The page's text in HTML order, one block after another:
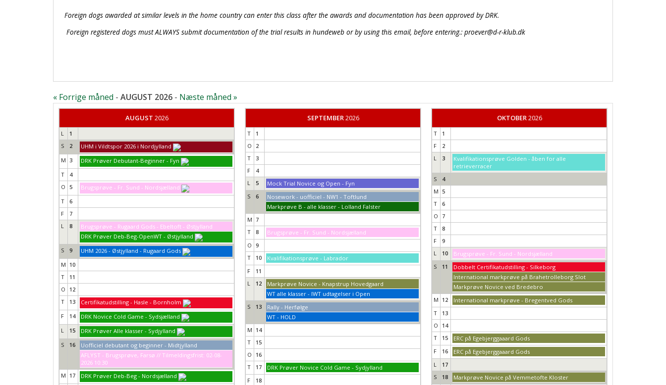
Foreign dogs awarded at similar levels in the home country can enter this class after the awards and documentation has been approved by DRK.
Foreign registered dogs must ALWAYS submit documentation of the trial results in hundeweb or by usingthis email, before entering.: proever@d-r-klub.dk
« Forrige måned - AUGUST 2026 - Næste måned »
AUGUST 2026
L
1
S
2
UHM i Vildtspor 2026 i Nordjylland
M 3
DRK Prøver Debutant-Beginner - Fyn
T
4
O 5
Brugsprøve - Fr. Sund - Nordsjælland
T
6
F
7
L
8
Brugsprøve - Rugaard Gods - Ebeltoft - Østjylland
DRK Prøver Deb-Beg-OpenWT - Østjylland
S
9
UHM 2026 - Østjylland - Rugaard Gods
M 10
T
11
O
12
T
13
Certifikatudstilling - Hasle - Bornholm
F
14
DRK Novice Cold Game - Sydsjælland
L
15
DRK Prøver Alle klasser - Sydjylland
S
16
Uofficiel debutant og beginner - Midtjylland
AFLYST - Brugsprøve, Farsø // Tilmeldingsfrist: 02-08-
2026 10:30
M 17
DRK Prøver Deb-Beg - Nordsjælland
SEPTEMBER2026
T
1
O
2
T
3
F
4
L
5
Mock Trial Novice og Open - Fyn
S
6
Nosework - uofficiel - NW1 - Toftlund
Markprøve B - alle klasser - Lolland Falster
M 7
T
8
Brugsprøve - Fr. Sund - Nordsjælland
O 9
T
10
Kvalifikationsprøve - Labrador
F
11
L
12
Markprøve Novice - Knapstrup Hovedgaard
WT alle klasser - IWT udtagelser i Open
S
13
Rally - Herfølge
WT - HOLD
M 14
T
15
O
16
T
17
DRK Prøver Novice Cold Game - Sydjylland
F
18
OKTOBER2026
T
1
F
2
L
3
Kvalifikationsprøve Golden - åben for alle
retrieverracer
S
4
M 5
T
6
O
7
T
8
F
9
L
10
Brugsprøve - Fr. Sund - Nordsjælland
S
11
Dobbelt Certifikatudstilling - Silkeborg
International markprøve på Brahetrolleborg Slot
Markprøve Novice ved Bredebro
M 12
International markprøve - Bregentved Gods
T
13
O
14
T
15
ERC på Egebjerggaaard Gods
F
16
ERC på Egebjerggaaard Gods
L
17
S
18
Markprøve Novice på Vemmetofte Kloster